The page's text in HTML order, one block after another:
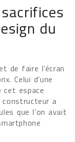
du
de faire l’écran
Celui d’une
espace
constructeur a
que l’on avait